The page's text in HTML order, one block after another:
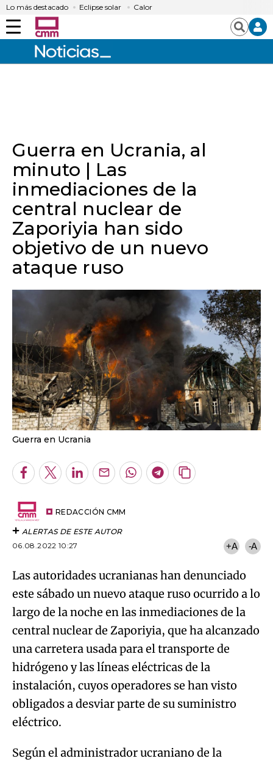
Lo más destacado Eclipse solar Calor
Menú Buscar
Guerra en Ucrania, al
minuto | Las
inmediaciones de la
central nuclear de
Zaporiyia han sido
objetivo de un nuevo
ataque ruso
Guerra en Ucrania
Facebook
TwitterLinkedInEnviarWhatsapp
Telegram
Copiar
REDACCIÓN CMM
ALERTAS DE ESTE AUTOR
06.08.2022 10:27
+A -A
Las autoridades ucranianas han denunciado
este sábado un nuevo ataque ruso ocurrido a lo
largo de la noche en las inmediaciones de la
central nuclear de Zaporiyia, que ha alcanzado
una carretera usada para el transporte de
hidrógeno y las líneas eléctricas de la
instalación, cuyos operadores se han visto
obligados a desviar parte de su suministro
eléctrico.
Según el administrador ucraniano de la